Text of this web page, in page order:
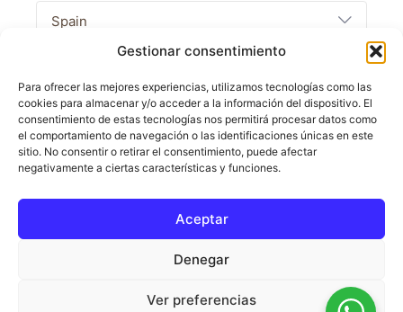
Gestionar consentimiento
Para ofrecer las mejores experiencias, utilizamos tecnologías como las
cookies para almacenar y/o acceder a la información del dispositivo. El
consentimiento de estas tecnologías nos permitirá procesar datos como
el comportamiento de navegación o las identificaciones únicas en este
sitio. No consentir o retirar el consentimiento, puede afectar
negativamente a ciertas características y funciones.
Aceptar
Denegar
Ver preferencias
Spain
Compro como negocio
Dirección de correo electrónico
Nombre del titular de la tarjeta